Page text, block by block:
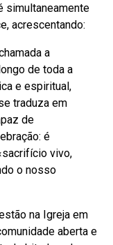
simultaneamente
acrescentando:
a
de toda a
e espiritual,
traduza em
de
é
vivo,
o nosso
na Igreja em
aberta e